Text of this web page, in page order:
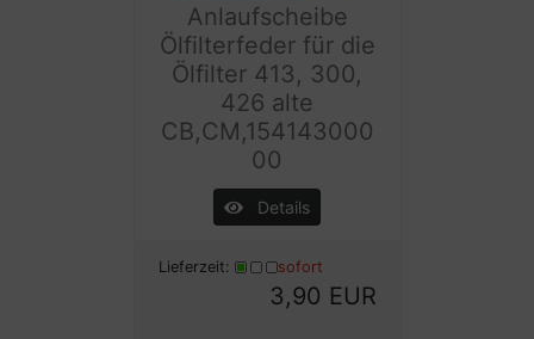
Anlaufscheibe
Ölfilterfeder für die
Ölfilter 413, 300,
426 alte
CB,CM,154143000
00
Details
Lieferzeit: sofort
3,90 EUR